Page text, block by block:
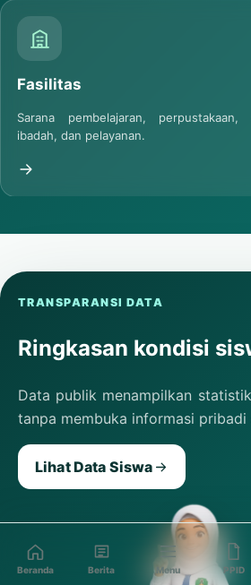
Fasilitas
Sarana pembelajaran,
ibadah, dan pelayanan.
TRANSPARANSI DATA
Ringkasan kondisi
Data publik menampilkan
tanpa membuka informasi pribadi
Lihat Data Siswa
Beranda Berita Menu PPID